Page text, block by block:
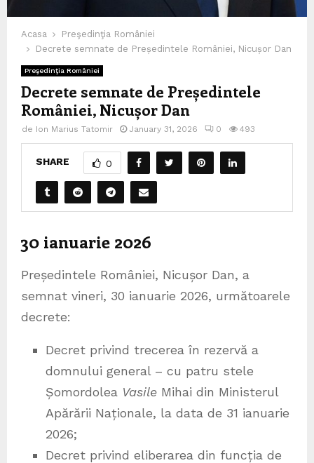
Acasa
Preşedinţia României
Decrete semnate de Președintele României, Nicușor Dan
Preşedinţia României
Decrete semnate de Președintele
României, Nicușor Dan
de Ion Marius Tatomir January 31, 2026 0 493
SHARE 0
30 ianuarie 2026
Președintele României, Nicușor Dan, a
semnat vineri, 30 ianuarie 2026, următoarele
decrete:
Decret privind trecerea în rezervă a
domnului general – cu patru stele
Șomordolea Vasile Mihai din Ministerul
Apărării Naționale, la data de 31 ianuarie
2026;
Decret privind eliberarea din funcția de